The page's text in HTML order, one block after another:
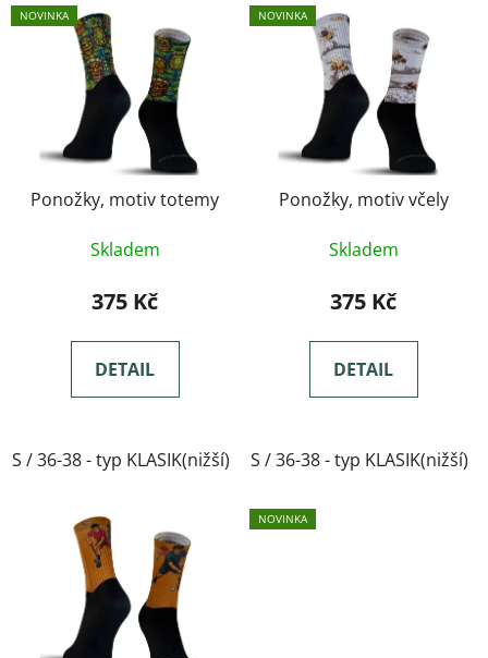
NOVINKA
Ponožky, motiv totemy
Skladem
375 Kč
DETAIL
S / 36-38 - typ KLASIK(nižší) M / 39-41- typ KLASIK(nižší)
NOVINKA
Ponožky, motiv včely
Skladem
375 Kč
DETAIL
S / 36-38 - typ KLASIK(nižší)
NOVINKA